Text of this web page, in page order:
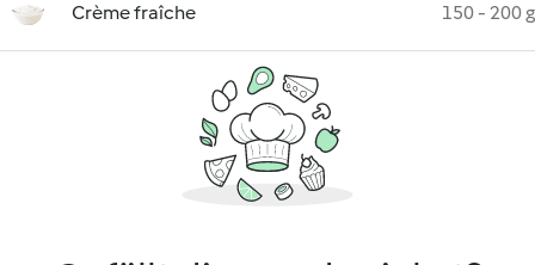
Crème fraîche 150 - 200 g